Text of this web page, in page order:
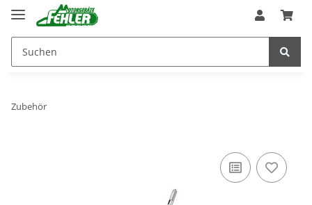
Zubehör